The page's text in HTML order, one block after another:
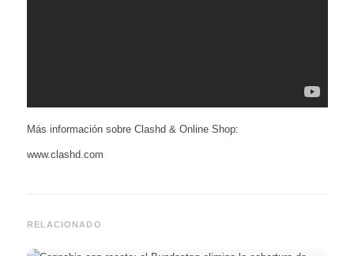
Más información sobre Clashd & Online Shop:
www.clashd.com
RELACIONADO